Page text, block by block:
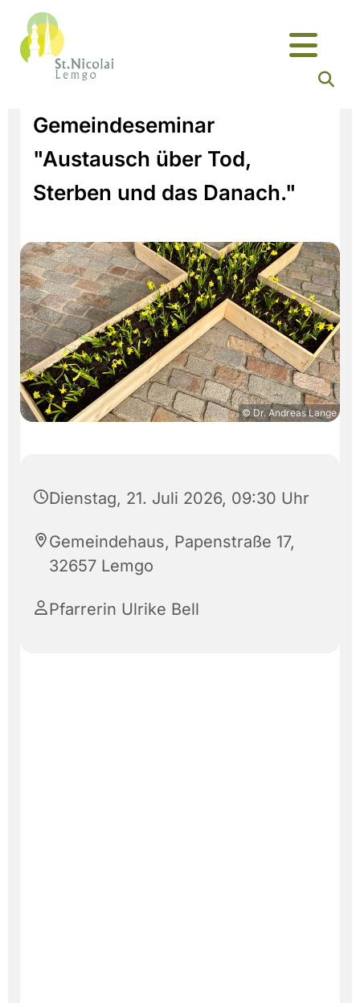
Gemeindeseminar
"Austausch über Tod,
Sterben und das Danach."
© Dr. Andreas Lange
Dienstag, 21. Juli 2026, 09:30 Uhr
Gemeindehaus, Papenstraße 17,
32657 Lemgo
Pfarrerin Ulrike Bell